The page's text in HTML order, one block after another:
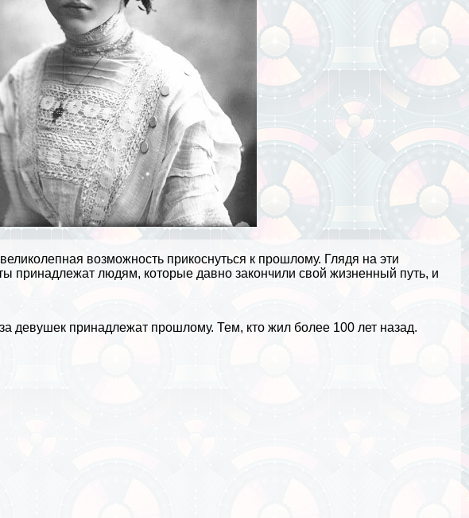
возможность прикоснуться к прошлому. Глядя на эти
принадлежат людям, которые давно закончили свой жизненный путь, и
дeвyшек принадлежат прошлому. Тем, кто жил более 100 лет назад.